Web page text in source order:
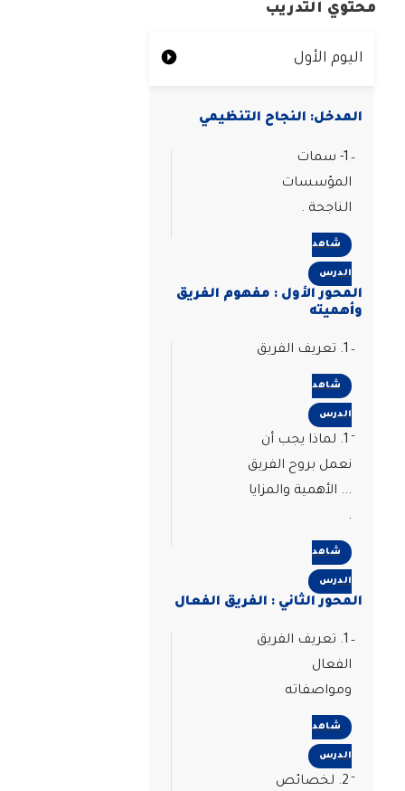
محتوي التدريب
اليوم الأول
المدخل: النجاح التنظيمي
1- سمات
المؤسسات
الناجحة .
شاهد
الدرس
المحور الأول : مفهوم الفريق
وأهميته
شاهد
الدرس
1. لماذا يجب أن
نعمل بروح الفريق
... الأهمية والمزايا
شاهد
الدرس
المحور الثاني : الفريق الفعال
1. تعريف الفريق
الفعال
ومواصفاته
شاهد
الدرس
2. لخصائص